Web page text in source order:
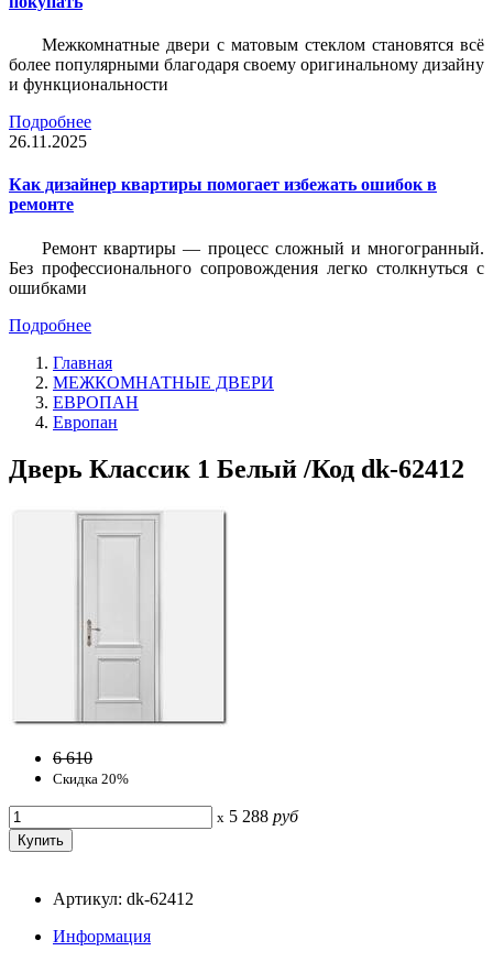
Межкомнатные двери с матовым стеклом становятся всё
более популярными благодаря своему оригинальному дизайну
и функциональности
Подробнее
26.11.2025
Как дизайнер квартиры помогает избежать ошибок в
ремонте
Ремонт квартиры — процесс сложный и многогранный.
Без профессионального сопровождения легко столкнуться с
ошибками
Подробнее
Главная
МЕЖКОМНАТНЫЕ ДВЕРИ
ЕВРОПАН
Европан
Дверь Классик 1 Белый /Код dk-62412
6 610
Скидка 20%
x 5 288 руб
Артикул: dk-62412
Информация